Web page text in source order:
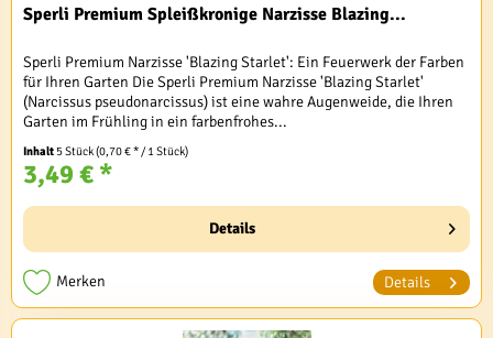
Sperli Premium Spleißkronige Narzisse Blazing...
Sperli Premium Narzisse 'Blazing Starlet': Ein Feuerwerk der Farben
für Ihren Garten Die Sperli Premium Narzisse 'Blazing Starlet'
(Narcissus pseudonarcissus) ist eine wahre Augenweide, die Ihren
Garten im Frühling in ein farbenfrohes...
Inhalt 5 Stück(0,70 € * / 1 Stück)
3,49 € *
Details
Merken Details